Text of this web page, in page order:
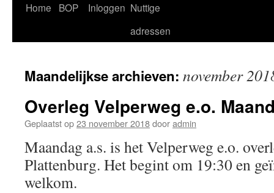
Home BOP Inloggen Nuttige
adressen
Maandelijkse archieven: november
Overleg Velperweg e.o.
Geplaatst op23 november 2018dooradmin
Maandag a.s. is het Velperweg e.o.
Plattenburg. Het begint om 19:30 en
welkom.